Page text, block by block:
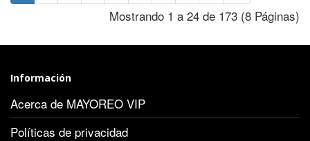
Mostrando 1 a 24 de 173 (8 Páginas)
Información
Acerca de MAYOREO VIP
Políticas de privacidad